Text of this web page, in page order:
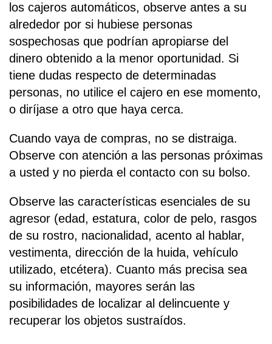
los cajeros automáticos, observe antes a su
alrededor por si hubiese personas
sospechosas que podrían apropiarse del
dinero obtenido a la menor oportunidad. Si
tiene dudas respecto de determinadas
personas, no utilice el cajero en ese momento,
o diríjase a otro que haya cerca.
Cuando vaya de compras, no se distraiga.
Observe con atención a las personas próximas
a usted y no pierda el contacto con su bolso.
Observe las características esenciales de su
agresor (edad, estatura, color de pelo, rasgos
de su rostro, nacionalidad, acento al hablar,
vestimenta, dirección de la huida, vehículo
utilizado, etcétera). Cuanto más precisa sea
su información, mayores serán las
posibilidades de localizar al delincuente y
recuperar los objetos sustraídos.